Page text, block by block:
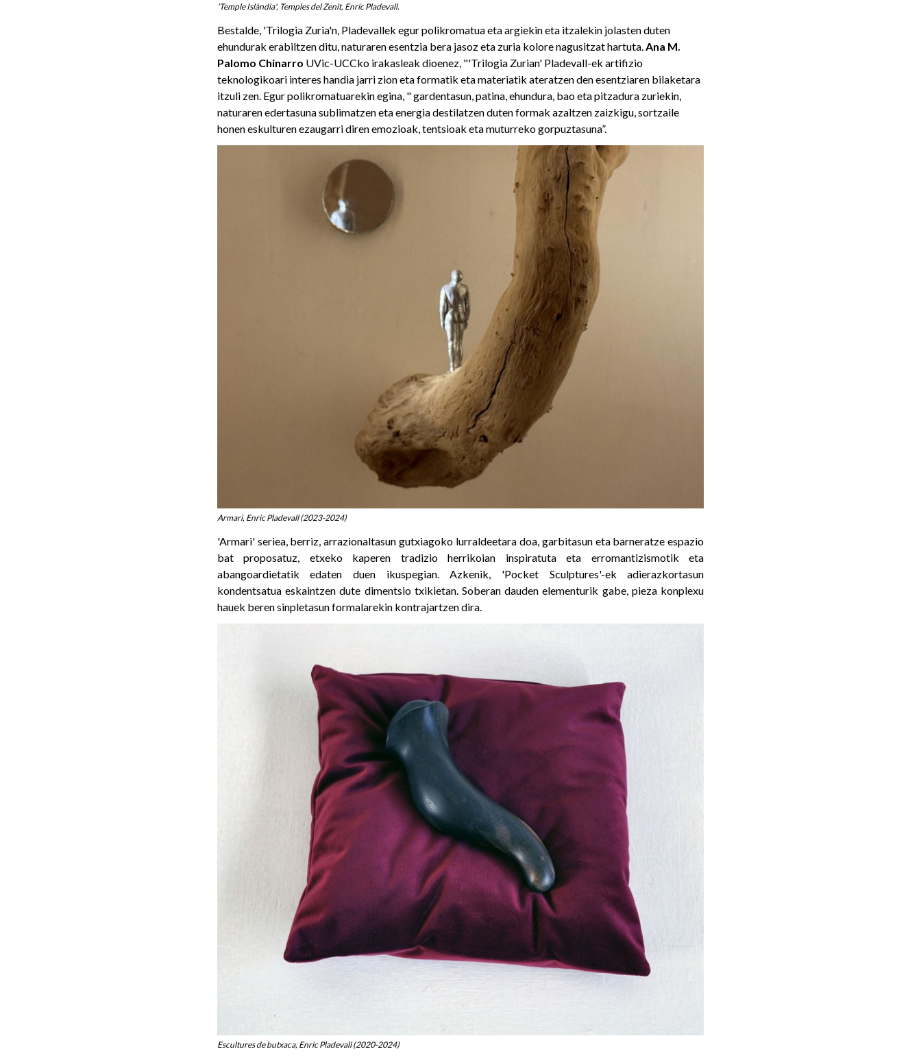
'Temple Islàndia', Temples del Zenit, Enric Pladevall.
Bestalde, 'Trilogia Zuria'n, Pladevallek egur polikromatua eta argiekin eta itzalekin jolasten duten
ehundurak erabiltzen ditu, naturaren esentzia bera jasoz eta zuria kolore nagusitzat hartuta.Ana M.
Palomo Chinarro UVic-UCCko irakasleak dioenez, "'Trilogia Zurian' Pladevall-ek artifizio
teknologikoari interes handia jarri zion eta formatik eta materiatik ateratzen den esentziaren bilaketara
itzuli zen. Egur polikromatuarekin egina, " gardentasun, patina, ehundura, bao eta pitzadura zuriekin,
naturaren edertasuna sublimatzen eta energia destilatzen duten formak azaltzen zaizkigu, sortzaile
honen eskulturen ezaugarri diren emozioak, tentsioak eta muturreko gorpuztasuna”.
Armari, Enric Pladevall (2023-2024)
'Armari' seriea, berriz, arrazionaltasun gutxiagoko lurraldeetara doa, garbitasun eta barneratze espazio
bat proposatuz, etxeko kaperen tradizio herrikoian inspiratuta eta erromantizismotik eta
abangoardietatik edaten duen ikuspegian. Azkenik, 'Pocket Sculptures'-ek adierazkortasun
kondentsatua eskaintzen dute dimentsio txikietan. Soberan dauden elementurik gabe, pieza konplexu
hauek beren sinpletasun formalarekin kontrajartzen dira.
Escultures de butxaca, Enric Pladevall (2020-2024)